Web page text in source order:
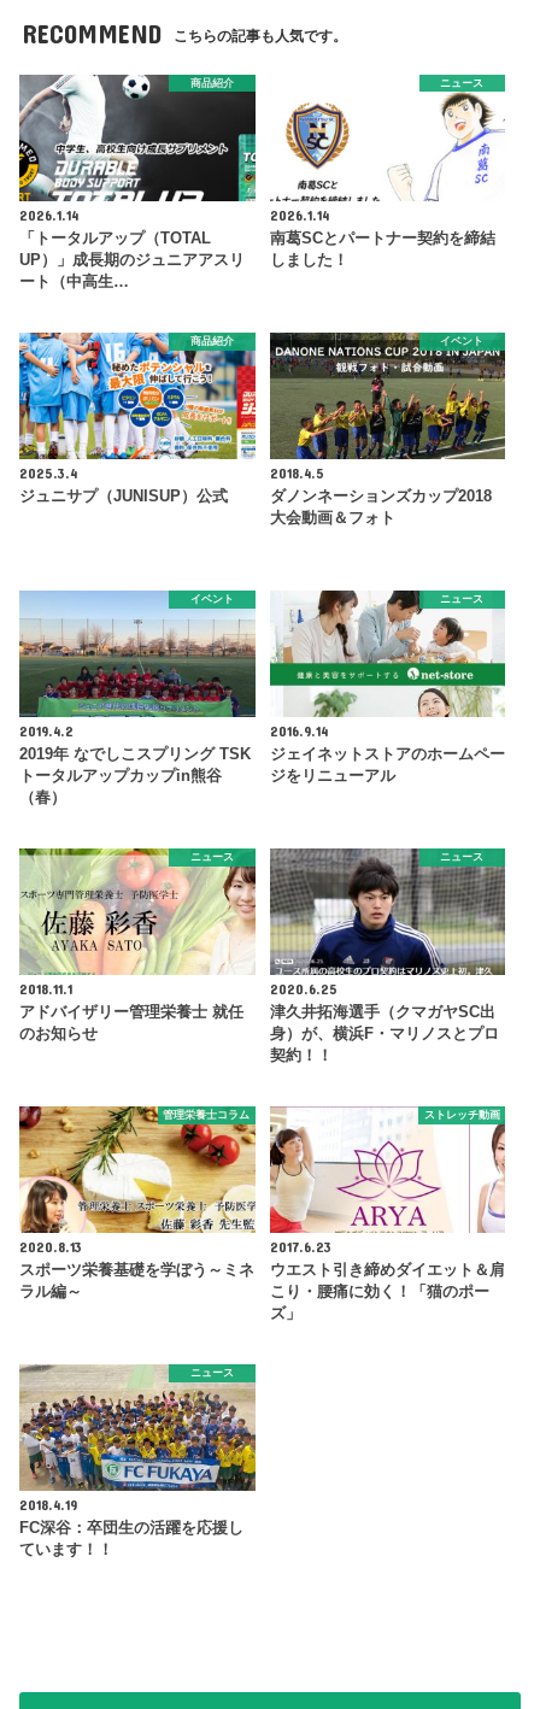
RECOMMEND こちらの記事も人気です。
商品紹介
2026.1.14
「トータルアップ（TOTAL
UP）」成長期のジュニアアスリ
ート（中高生…
ニュース
2026.1.14
南葛SCとパートナー契約を締結
しました！
商品紹介
2025.3.4
ジュニサプ（JUNISUP）公式
イベント
2018.4.5
ダノンネーションズカップ2018
大会動画＆フォト
イベント
2019.4.2
2019年 なでしこスプリング TSK
トータルアップカップin熊谷
（春）
ニュース
2016.9.14
ジェイネットストアのホームペー
ジをリニューアル
ニュース
2018.11.1
アドバイザリー管理栄養士 就任
のお知らせ
ニュース
2020.6.25
津久井拓海選手（クマガヤSC出
身）が、横浜F・マリノスとプロ
契約！！
管理栄養士コラム
2020.8.13
スポーツ栄養基礎を学ぼう～ミネ
ラル編～
ストレッチ動画
2017.6.23
ウエスト引き締めダイエット＆肩
こり・腰痛に効く！「猫のポー
ズ」
ニュース
2018.4.19
FC深谷：卒団生の活躍を応援し
ています！！